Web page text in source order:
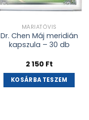
MÁRIATÖVIS
Dr. Chen Máj meridián
kapszula – 30 db
2 150 Ft
KOSÁRBA TESZEM